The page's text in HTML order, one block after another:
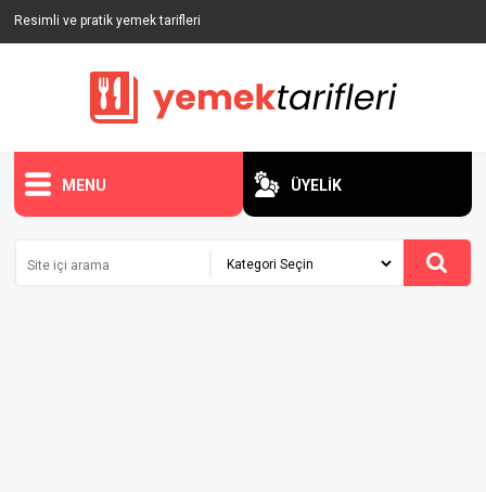
Resimli ve pratik yemek tarifleri
MENU ÜYELİK